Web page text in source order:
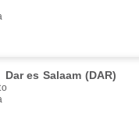
Dar es Salaam (DAR)